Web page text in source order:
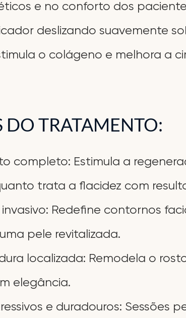
e no conforto dos
deslizando suavemente
o colágeno e melhora a
DO TRATAMENTO:
completo: Estimula a
trata a ﬂacidez com
Redeﬁne contornos
pele revitalizada.
localizada: Remodela o
elegância.
e duradouros: Sessões